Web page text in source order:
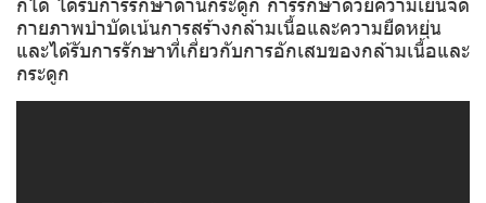
กายภาพบำบัดเน้นการสร้างกล้ามเนื้อและความยืดหยุ่น
และได้รับการรักษาที่เกี่ยวกับการอักเสบของกล้ามเนื้อและ
กระดูก